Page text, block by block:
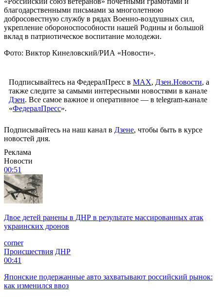
благодарственными письмами за многолетнюю
добросовестную службу в рядах Военно-воздушных сил,
укрепление обороноспособности нашей Родины и большой
вклад в патриотическое воспитание молодежи.
Фото: Виктор Кинеловский/РИА «Новости».
Подписывайтесь на ФедералПресс в МАХ, Дзен.Новости, а
также следите за самыми интересными новостями в канале
Дзен. Все самое важное и оперативное — в telegram-канале
«ФедералПресс».
Подписывайтесь на наш канал в Дзене, чтобы быть в курсе
новостей дня.
Реклама
Новости
00:51
Двое детей ранены в ДНР в результате массированных атак
украинских дронов
corner
Происшествия ДНР
00:41
Японские подержанные авто захватывают российский рынок:
как изменился ввоз